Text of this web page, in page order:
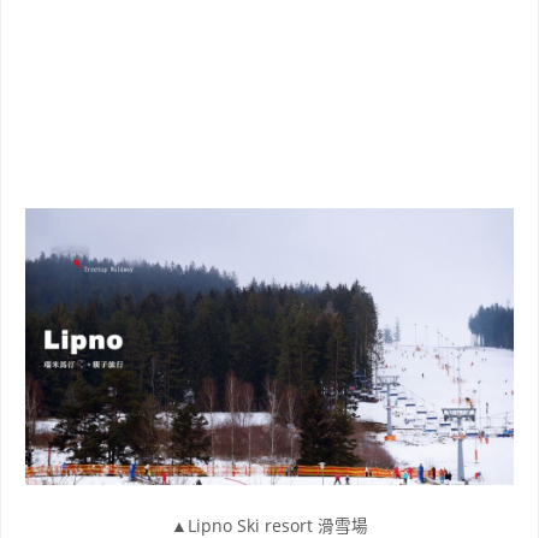
▲Lipno Ski resort 滑雪場